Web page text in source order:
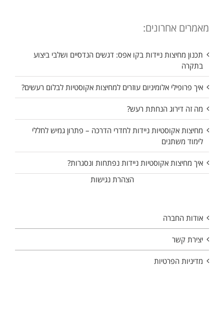
מאמרים אחרונים:
תכנון מחיצות ניידות בקו אפס: דגשים הנדסיים ושלבי ביצוע
בתקרה
איך פרופילי אלומיניום עוזרים למחיצות אקוסטיות לבלום רעשים?
מה זה דירוג הנחתת רעש?
מחיצות אקוסטיות ניידות לחדרי הדרכה – פתרון גמיש לחללי
לימוד משתנים
איך מחיצות אקוסטיות ניידות נפתחות ונסגרות?
הצהרת נגישות
אודות החברה
יצירת קשר
מדיניות הפרטיות